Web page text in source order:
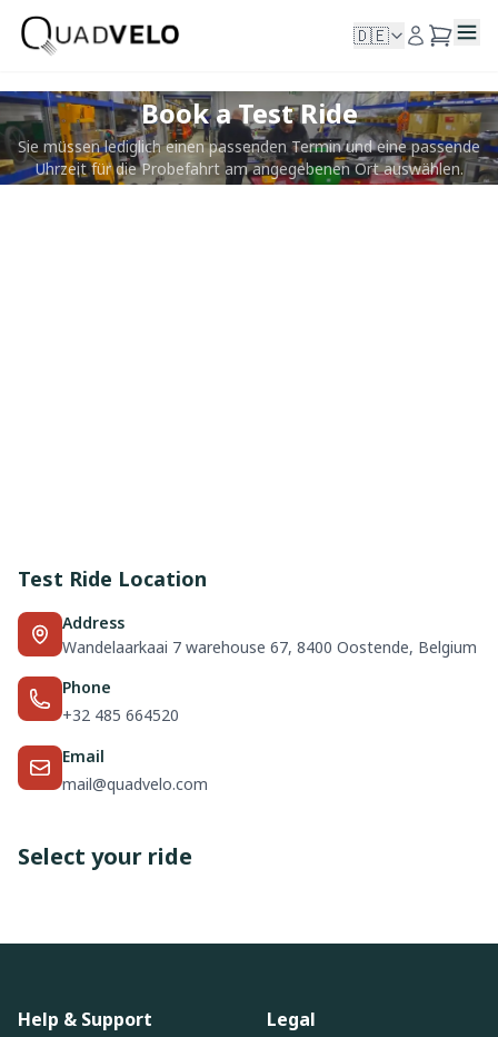
🇩🇪
Book a Test Ride
Sie müssen lediglich einen passenden Termin und eine passende
Uhrzeit für die Probefahrt am angegebenen Ort auswählen.
Test Ride Location
Address
Wandelaarkaai 7 warehouse 67, 8400 Oostende, Belgium
Phone
+32 485 664520
Email
mail@quadvelo.com
Select your ride
Help & Support
Legal